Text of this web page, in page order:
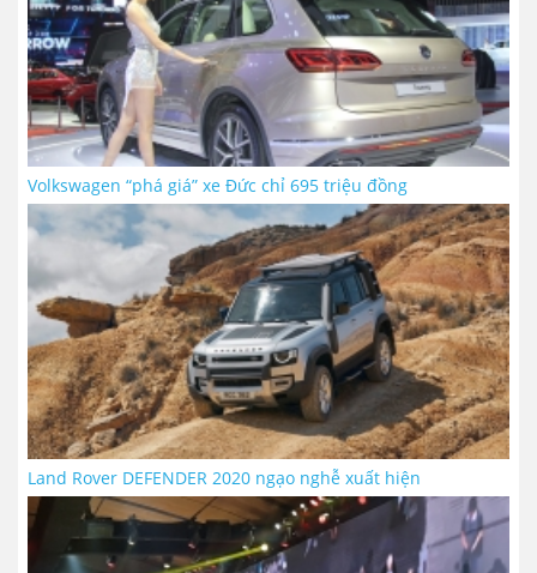
Volkswagen “phá giá” xe Đức chỉ 695 triệu đồng
Land Rover DEFENDER 2020 ngạo nghễ xuất hiện